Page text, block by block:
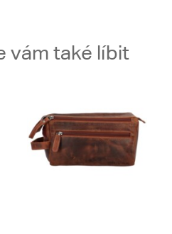
vám také líbit